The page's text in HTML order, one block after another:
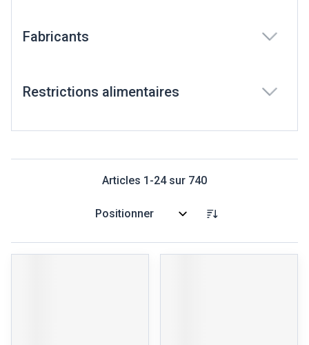
Fabricants
Restrictions alimentaires
Articles 1 -24sur 740
Trier par: